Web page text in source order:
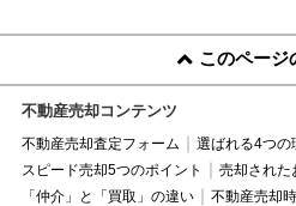
このページ
不動産売却コンテンツ
不動産売却査定フォーム
選ばれる4つの
スピード売却5つのポイント
売却された
「仲介」と「買取」の違い
不動産売却